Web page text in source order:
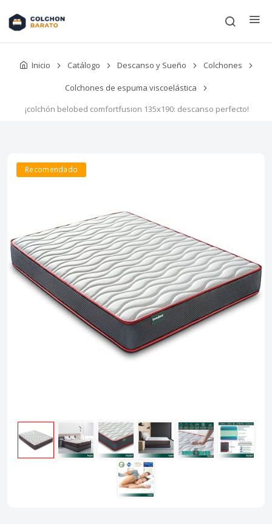
Inicio Catálogo Descanso y Sueño Colchones
Colchones de espuma viscoelástica
¡colchón belobed comfortfusion 135x190: descanso perfecto!
Recomendado